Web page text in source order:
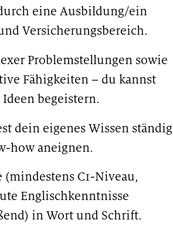
eine Ausbildung/ein
Versicherungsbereich.
Problemstellungen sowie
Fähigkeiten – du kannst
begeistern.
dein eigenes Wissen ständig
how aneignen.
C1-Niveau,
Englischkenntnisse
in Wort und Schrift.